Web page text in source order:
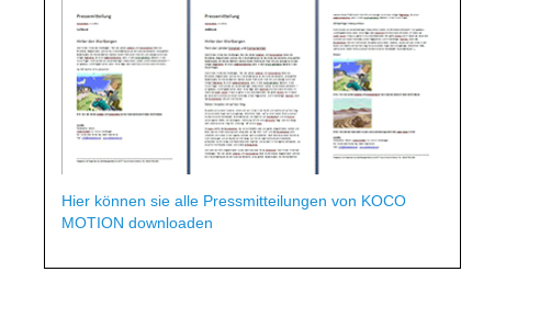
Hier können sie alle Pressmitteilungen von KOCO
MOTION downloaden